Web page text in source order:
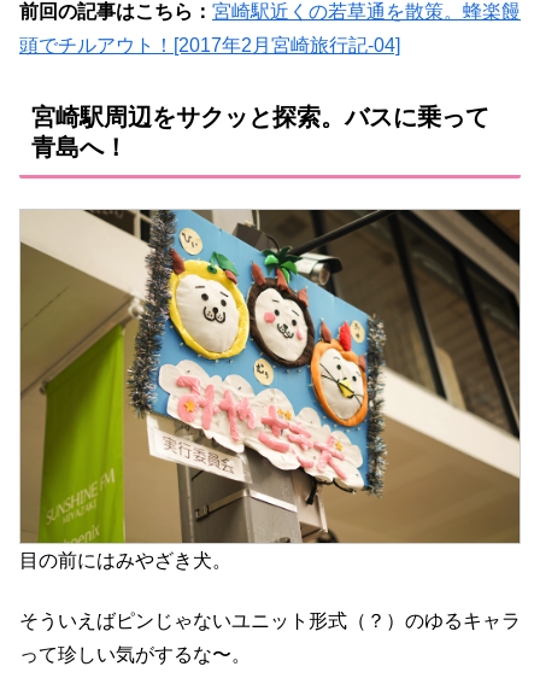
前回の記事はこちら： 宮崎駅近くの若草通を散策。蜂楽饅
頭でチルアウト！[2017年2月宮崎旅行記-04]
宮崎駅周辺をサクッと探索。バスに乗って
青島へ！
目の前にはみやざき犬。
そういえばピンじゃないユニット形式（？）のゆるキャラ
って珍しい気がするな〜。